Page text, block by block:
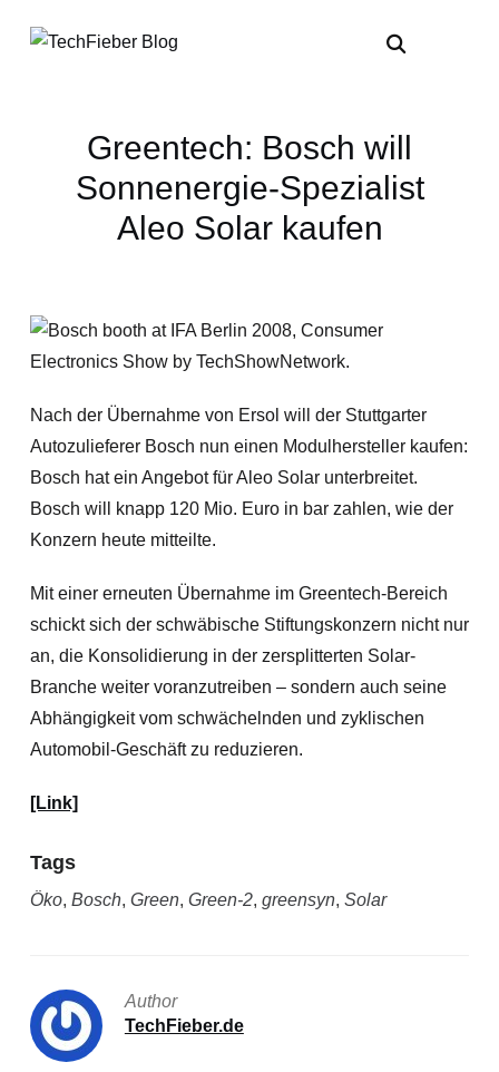
Greentech: Bosch will
Sonnenergie-Spezialist
Aleo Solar kaufen
Nach der Übernahme von Ersol will der Stuttgarter
Autozulieferer Bosch nun einen Modulhersteller kaufen:
Bosch hat ein Angebot für Aleo Solar unterbreitet.
Bosch will knapp 120 Mio. Euro in bar zahlen, wie der
Konzern heute mitteilte.
Mit einer erneuten Übernahme im Greentech-Bereich
schickt sich der schwäbische Stiftungskonzern nicht nur
an, die Konsolidierung in der zersplitterten Solar-
Branche weiter voranzutreiben – sondern auch seine
Abhängigkeit vom schwächelnden und zyklischen
Automobil-Geschäft zu reduzieren.
[Link]
Tags
Öko, Bosch, Green, Green-2, greensyn, Solar
Author
TechFieber.de